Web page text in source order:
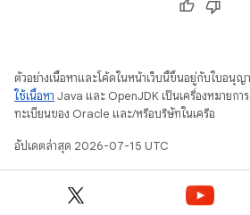
ตัวอย่างเนื้อหาและโค้ดในหน้าเว็บนี้ขึ้นอยู่กับใบอนุญ
ใช้เนื้อหา Java และ OpenJDK เป็นเครื่องหมายกา
ทะเบียนของ Oracle และ/หรือบริษัทในเครือ
อัปเดตล่าสุด 2026-07-15 UTC